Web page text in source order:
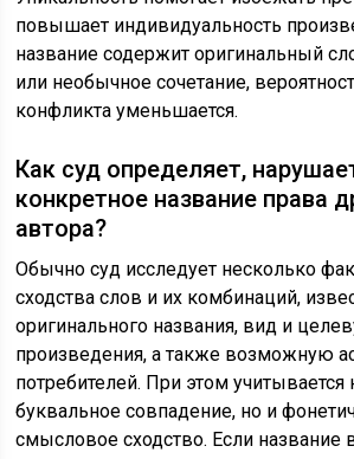
повышает индивидуальность
название содержит оригинальный
или необычное сочетание,
конфликта уменьшается.
Как суд определяет,
конкретное название права
автора?
Обычно суд исследует несколько
сходства слов и их комбинаций,
оригинального названия, вид и
произведения, а также возможную
потребителей. При этом учитывается
буквальное совпадение, но и
смысловое сходство. Если название